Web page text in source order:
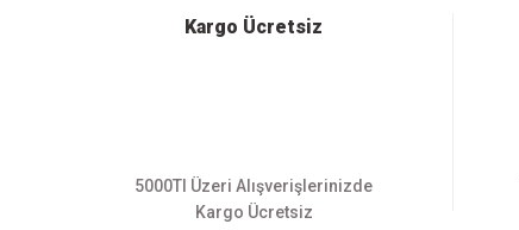
Ürün bilgilerinde hatalar bulunuyor.
Kargo Ücretsiz
5000Tl Üzeri Alışverişlerinizde
Kargo Ücretsiz